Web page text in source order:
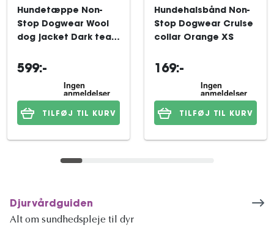
Hundetæppe Non-
Stop Dogwear Wool
dog jacket Dark teal
599:-
TILFØJ TIL KURV
Hundehalsbånd Non-
Stop Dogwear Cruise
collar Orange XS
169:-
TILFØJ TIL KURV
Djurvårdguiden
Alt om sundhedspleje til dyr